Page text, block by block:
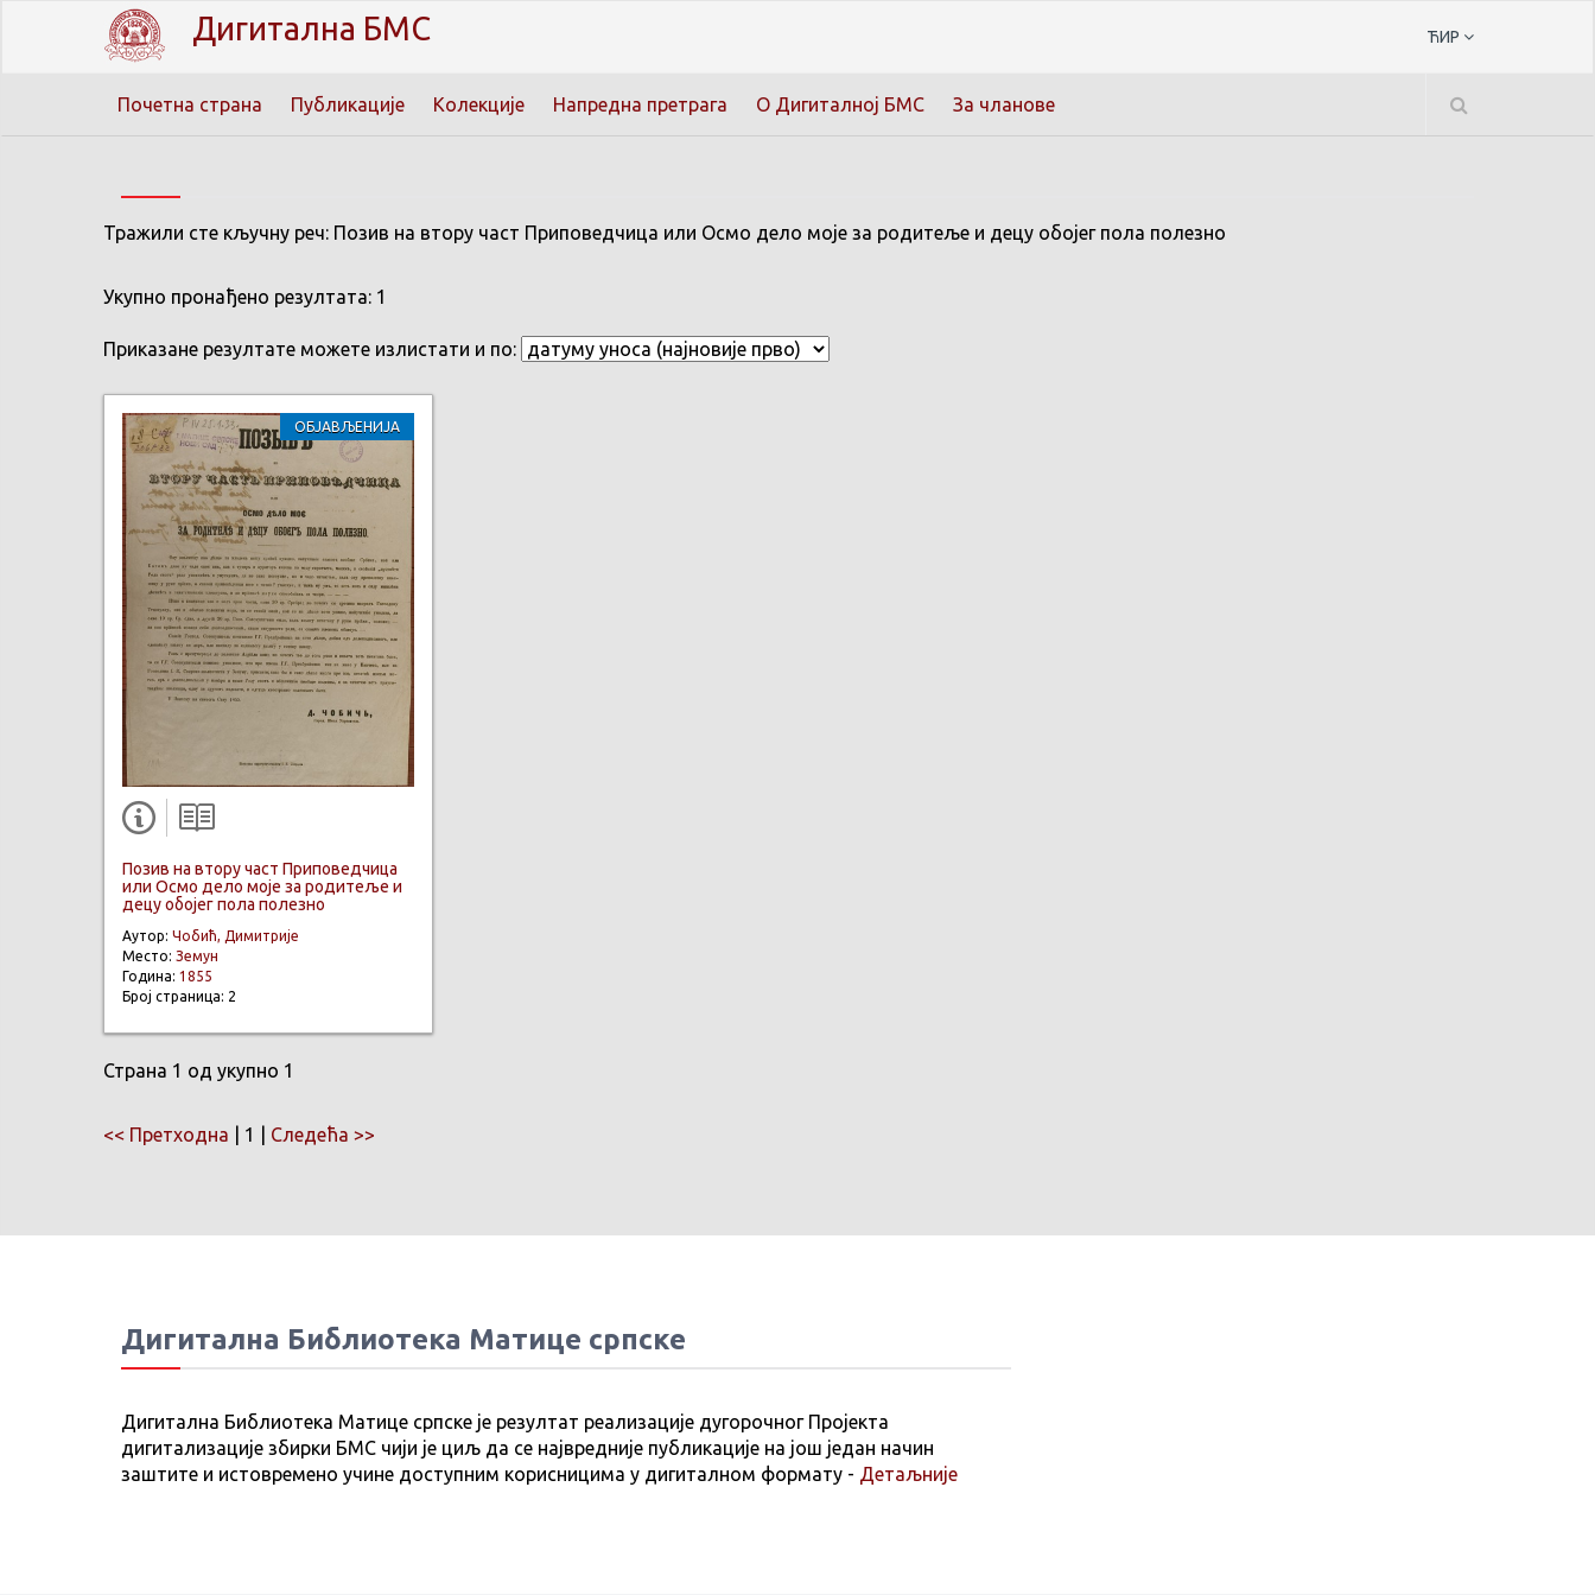
Дигитална БМС ЋИР
Почетна страна Публикације Колекције Напредна претрага О Дигиталној БМС За чланове
Тражили сте кључну реч: Позив на втору част Приповедчица или Осмо дело моје за родитеље и децу обојег пола полезно
Укупно пронађено резултата: 1
Приказане резултате можете излистати и по:
ОБЈАВЉЕНИЈА
Позив на втору част Приповедчица
или Осмо дело моје за родитеље и
децу обојег пола полезно
Аутор: Чобић, Димитрије
Место: Земун
Година: 1855
Број страница: 2
Страна 1 од укупно 1
<< Претходна | 1 | Следећа >>
Дигитална Библиотека Матице српске
Дигитална Библиотека Матице српске је резултат реализације дугорочног Пројекта
дигитализације збирки БМС чији је циљ да се највредније публикације на још један начин
заштите и истовремено учине доступним корисницима у дигиталном формату - Детаљније